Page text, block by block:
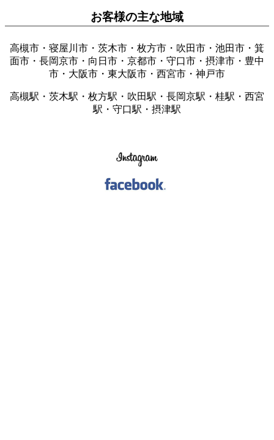
お客様の主な地域
高槻市・寝屋川市・茨木市・枚方市・吹田市・池田市・箕
面市・長岡京市・向日市・京都市・守口市・摂津市・豊中
市・大阪市・東大阪市・西宮市・神戸市
高槻駅・茨木駅・枚方駅・吹田駅・長岡京駅・桂駅・西宮
駅・守口駅・摂津駅